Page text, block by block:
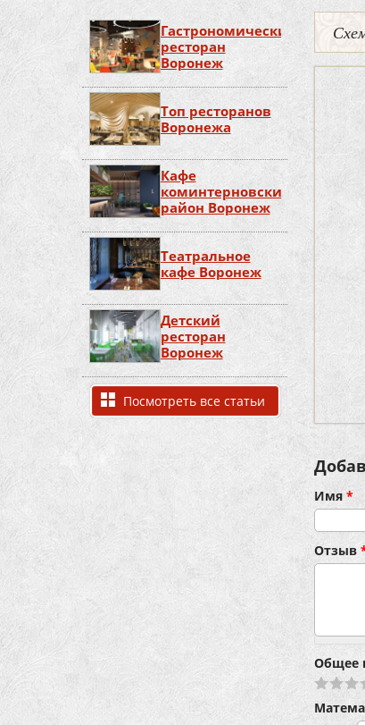
Гастрономический
ресторан
Воронеж
Топ ресторанов
Воронежа
Кафе
коминтерновский
район Воронеж
Театральное
кафе Воронеж
Детский
ресторан
Воронеж
Посмотреть все статьи
Имя *
Отзыв
Общее